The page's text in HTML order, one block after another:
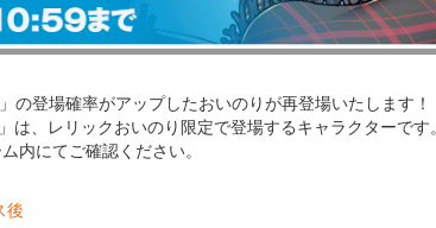
」の登場確率がアップしたおいのりが再登場いたします！
は、レリックおいのり限定で登場するキャラクターです。
内にてご確認ください。
後